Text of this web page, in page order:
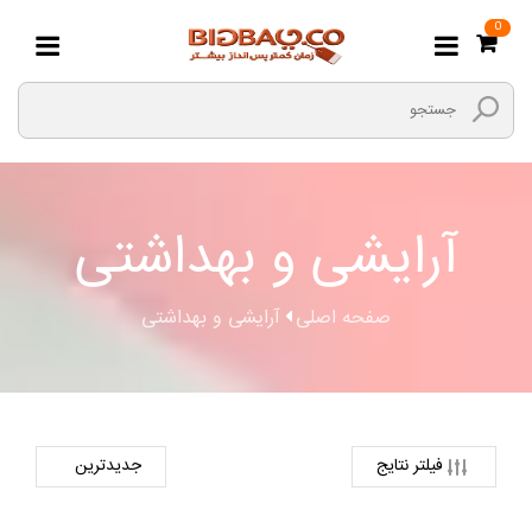
0
آرایشی و بهداشتی
صفحه اصلی آرایشی و بهداشتی
فیلتر نتایج